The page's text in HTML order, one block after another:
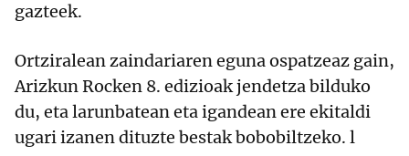
gazteek.
Ortziralean zaindariaren eguna ospatzeaz gain,
Arizkun Rocken 8. edizioak jendetza bilduko
du, eta larunbatean eta igandean ere ekitaldi
ugari izanen dituzte bestak bobobiltzeko. l